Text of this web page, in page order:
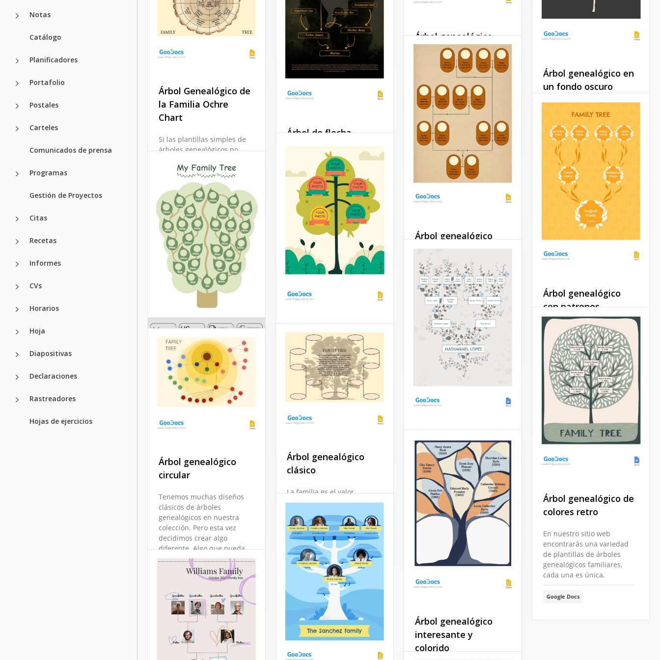
Notas
Catálogo
Planificadores
Portafolio
Postales
Carteles
Comunicados de prensa
Programas
Gestión de Proyectos
Citas
Recetas
Informes
CVs
Horarios
Hoja
Diapositivas
Declaraciones
Rastreadores
Hojas de ejercicios
Family. Esta plantilla para
un árbol genealógico está
disponible para
personalización en formato
exclusiva plantilla de Árbol
Genealógico de Invierno.
Google Docs
Árbol genealógico
agradable
Este árbol genealógico
simple, pero es
precisamente esto lo que lo
hace inusual.
Google Slides
Árbol Genealógico de
la Familia Ochre
Chart
Si las plantillas simples de
árboles genealógicos no
a esta.
Google Slides
Árbol de flecha
familiar
¡Presentamos nuestro
modelo de árbol de flechas
familiar! Es una
representación cautivadora
y significativa de la línea de
tu familia.
Google Slides
Árbol genealógico
sencillo de color
marrón.
Conservar recuerdos sobre
tu familia no siempre se
trata de fotos. ¿Y si no
tienes ninguna foto de tu
bisabuela?
Google Slides
Plantilla de árbol
genealógico de la
familia de 5
generaciones
Google Slides
Maravilloso Árbol
Genealógico
Cada miembro de tu
familia será conmovido por
un maravilloso árbol
genealógico que crearás
Árbol genealógico
con patrón
Este diseño con patrón es
completamente diferente
de todos los diseños de
árbol genealógico que
creamos anteriormente.
Árbol genealógico en
un fondo oscuro
es una tarea que a menudo
se asigna a niños y
estudiantes. Además, se
puede hacer como un
regalo o para cualquier
otra ocasión.
Google Slides
Árbol genealógico
circular
Tenemos muchas diseños
clásicos de árboles
genealógicos en nuestra
colección. Pero esta vez
decidimos crear algo
diferente. Algo que pueda
impresionar a todos en tu
Árbol genealógico
clásico
La familia es el valor
principal de casi todas las
Google Slides
Árbol genealógico
interesante y
colorido
Árbol genealógico
con patrones
brillantes.
Haz que tu árbol
genealógico luzca especial.
En lugar de una imagen
estándar de un árbol, lo
diseñamos a nuestra
manera.
Árbol genealógico de
colores retro
En nuestro sitio web
encontrarás una variedad
de plantillas de árboles
genealógicos familiares,
cada una es única.
Google Docs